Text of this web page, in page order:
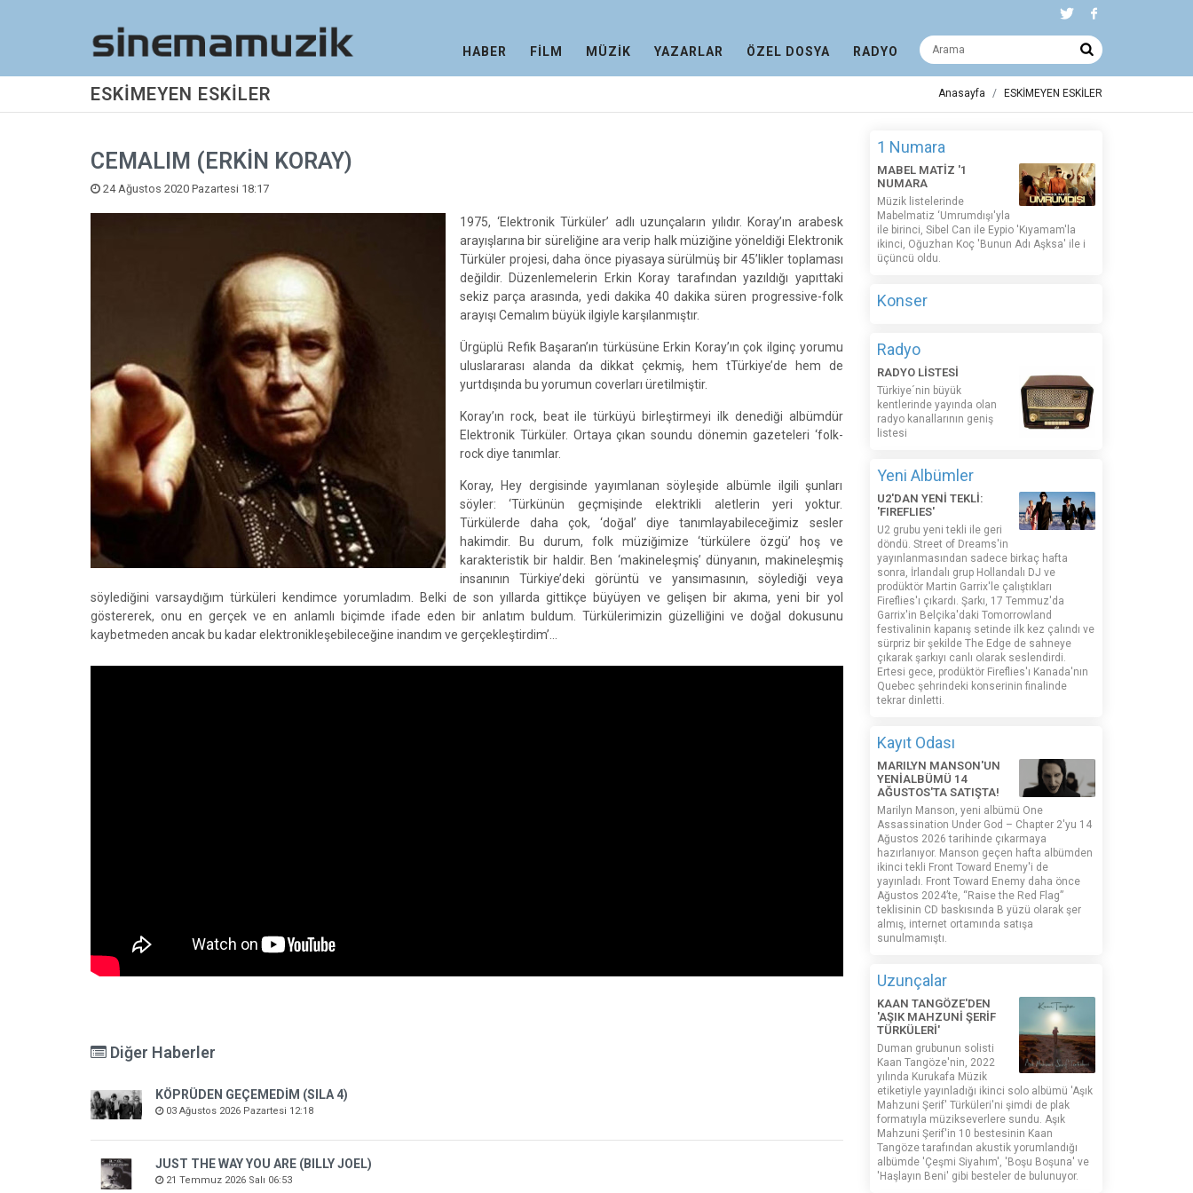
HABER FİLM MÜZİK YAZARLAR ÖZEL DOSYA RADYO
ESKİMEYEN ESKİLER Anasayfa ESKİMEYEN ESKİLER
CEMALIM (ERKİN KORAY)
24 Ağustos 2020 Pazartesi 18:17
1975, ‘Elektronik Türküler’ adlı uzunçaların yılıdır. Koray’ın arabesk
arayışlarına bir süreliğine ara verip halk müziğine yöneldiği Elektronik
Türküler projesi, daha önce piyasaya sürülmüş bir 45’likler toplaması
değildir. Düzenlemelerin Erkin Koray tarafından yazıldığı yapıttaki
sekiz parça arasında, yedi dakika 40 dakika süren progressive-folk
arayışı Cemalım büyük ilgiyle karşılanmıştır.
Ürgüplü Refik Başaran’ın türküsüne Erkin Koray’ın çok ilginç yorumu
uluslararası alanda da dikkat çekmiş, hem tTürkiye’de hem de
yurtdışında bu yorumun coverları üretilmiştir.
Koray’ın rock, beat ile türküyü birleştirmeyi ilk denediği albümdür
Elektronik Türküler. Ortaya çıkan soundu dönemin gazeteleri ‘folk-
rock diye tanımlar.
Koray, Hey dergisinde yayımlanan söyleşide albümle ilgili şunları
söyler: ‘Türkünün geçmişinde elektrikli aletlerin yeri yoktur.
Türkülerde daha çok, ‘doğal’ diye tanımlayabileceğimiz sesler
hakimdir. Bu durum, folk müziğimize ‘türkülere özgü’ hoş ve
karakteristik bir haldir. Ben ‘makineleşmiş’ dünyanın, makineleşmiş
insanının Türkiye’deki görüntü ve yansımasının, söylediği veya
söylediğini varsaydığım türküleri kendimce yorumladım. Belki de son yıllarda gittikçe büyüyen ve gelişen bir akıma, yeni bir yol
göstererek, onu en gerçek ve en anlamlı biçimde ifade eden bir anlatım buldum. Türkülerimizin güzelliğini ve doğal dokusunu
kaybetmeden ancak bu kadar elektronikleşebileceğine inandım ve gerçekleştirdim’…
Diğer Haberler
KÖPRÜDEN GEÇEMEDİM (SILA 4)
03 Ağustos 2026 Pazartesi 12:18
JUST THE WAY YOU ARE (BILLY JOEL)
21 Temmuz 2026 Salı 06:53
1 Numara
MABEL MATİZ '1
NUMARA
Müzik listelerinde
Mabelmatiz ‘Umrumdışı'yla
ile birinci, Sibel Can ile Eypio 'Kıyamam'la
ikinci, Oğuzhan Koç 'Bunun Adı Aşksa' ile i
üçüncü oldu.
Konser
Radyo
RADYO LİSTESİ
Türkiye´nin büyük
kentlerinde yayında olan
radyo kanallarının geniş
listesi
Yeni Albümler
U2'DAN YENİ TEKLİ:
'FIREFLIES'
U2 grubu yeni tekli ile geri
döndü. Street of Dreams'in
yayınlanmasından sadece birkaç hafta
sonra, İrlandalı grup Hollandalı DJ ve
prodüktör Martin Garrix'le çalıştıkları
Fireflies'ı çıkardı. Şarkı, 17 Temmuz'da
Garrix'in Belçika'daki Tomorrowland
festivalinin kapanış setinde ilk kez çalındı ​​ve
sürpriz bir şekilde The Edge de sahneye
çıkarak şarkıyı canlı olarak seslendirdi.
Ertesi gece, prodüktör Fireflies'ı Kanada'nın
Quebec şehrindeki konserinin finalinde
tekrar dinletti.
Kayıt Odası
MARILYN MANSON'UN
YENİALBÜMÜ 14
AĞUSTOS'TA SATIŞTA!
Marilyn Manson, yeni albümü One
Assassination Under God – Chapter 2'yu 14
Ağustos 2026 tarihinde çıkarmaya
hazırlanıyor. Manson geçen hafta albümden
ikinci tekli Front Toward Enemy'i de
yayınladı. Front Toward Enemy daha önce
Ağustos 2024’te, “Raise the Red Flag”
teklisinin CD baskısında B yüzü olarak şer
almış, internet ortamında satışa
sunulmamıştı.
Uzunçalar
KAAN TANGÖZE'DEN
'AŞIK MAHZUNİ ŞERİF
TÜRKÜLERİ'
Duman grubunun solisti
Kaan Tangöze'nin, 2022
yılında Kurukafa Müzik
etiketiyle yayınladığı ikinci solo albümü 'Aşık
Mahzuni Şerif' Türküleri'ni şimdi de plak
formatıyla müzikseverlere sundu. Aşık
Mahzuni Şerif'in 10 bestesinin Kaan
Tangöze tarafından akustik yorumlandığı
albümde 'Çeşmi Siyahım', 'Boşu Boşuna' ve
'Haşlayın Beni' gibi besteler de bulunuyor.